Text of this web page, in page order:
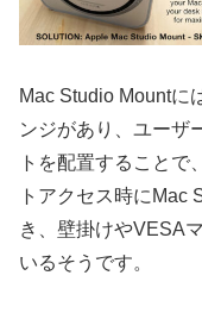
Mac Studio Mountに
ンジがあり、ユーザ
トを配置することで
トアクセス時にMac
き、壁掛けやVESA
いるそうです。